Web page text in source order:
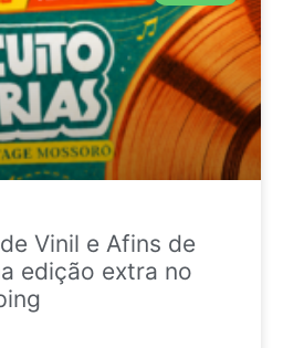
Vinil e Afins de
edição extra no